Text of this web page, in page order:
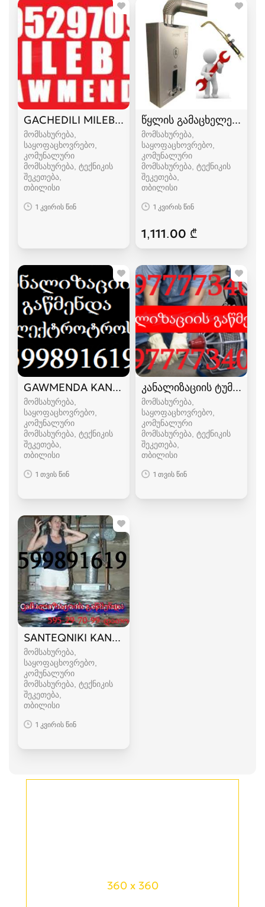
GACHEDILI MILEBIS GAWMENDA 595 29 70 99
მომსახურება,
საყოფაცხოვრებო,
კომუნალური
მომსახურება, ტექნიკის
შეკეთება
თბილისი
1 კვირის წინ
წყლის გამაცხელებელი
მომსახურება,
საყოფაცხოვრებო,
კომუნალური
მომსახურება, ტექნიკის
შეკეთება
თბილისი
1 კვირის წინ
1,111.00 ₾
GAWMENDA KANALIZACIIS ELEQTROTROSIT
მომსახურება,
საყოფაცხოვრებო,
კომუნალური
მომსახურება, ტექნიკის
შეკეთება
თბილისი
1 თვის წინ
კანალიზაციის ტუმბოს
მომსახურება,
საყოფაცხოვრებო,
კომუნალური
მომსახურება, ტექნიკის
შეკეთება
თბილისი
1 თვის წინ
SANTEQNIKI KANALIZACIIS GAWMENDA 599
მომსახურება,
საყოფაცხოვრებო,
კომუნალური
მომსახურება, ტექნიკის
შეკეთება
თბილისი
1 კვირის წინ
360 x 360